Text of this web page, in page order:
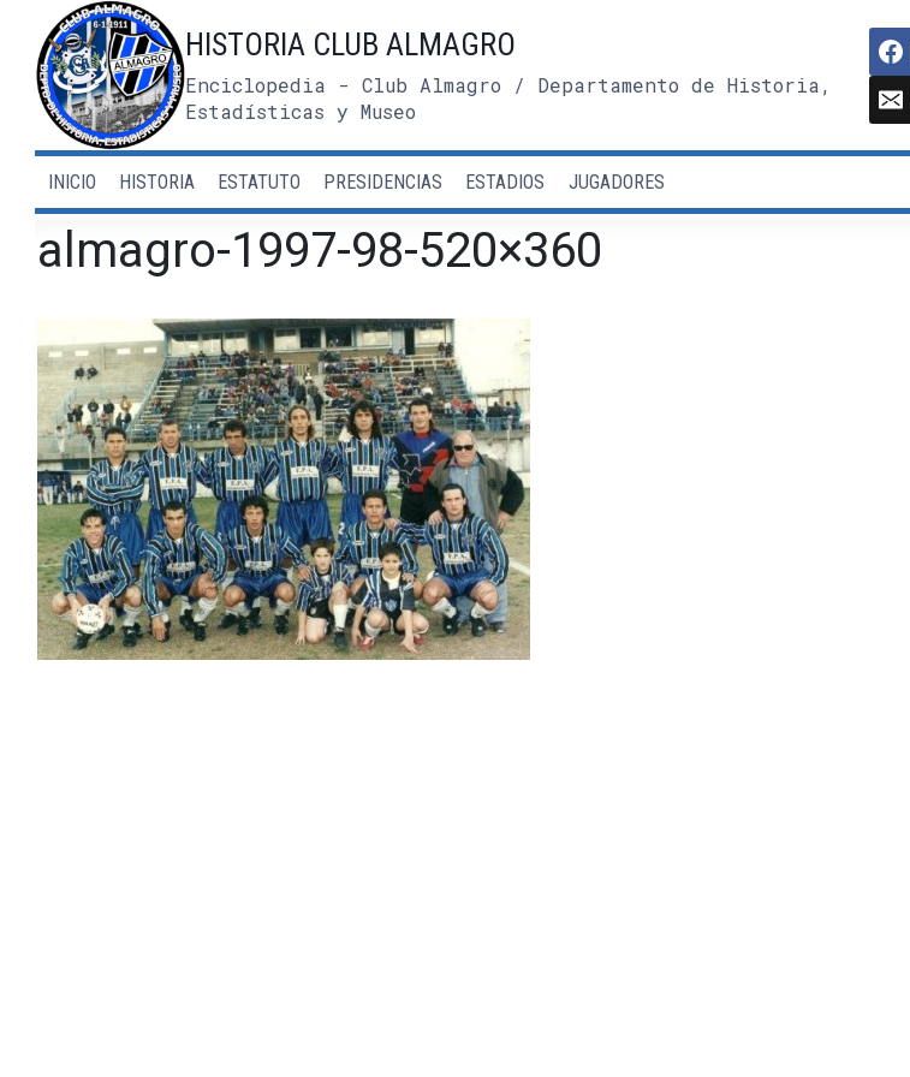
contenido
HISTORIA CLUB ALMAGRO
Enciclopedia - Club Almagro / Departamento de Historia,
Estadísticas y Museo
INICIO HISTORIA ESTATUTO PRESIDENCIAS ESTADIOS JUGADORES
almagro-1997-98-520×360